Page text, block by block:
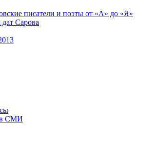
писатели и поэты от «А» до «Я»
Сарова
в СМИ